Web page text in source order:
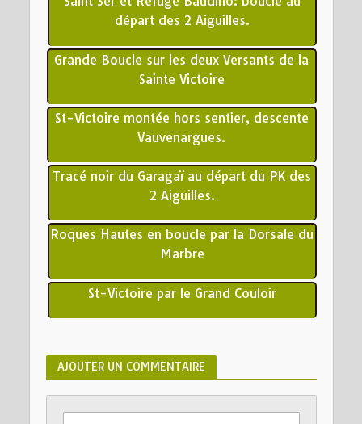
départ des 2 Aiguilles.
Grande Boucle sur les deux Versants de la
Sainte Victoire
St-Victoire montée hors sentier, descente
Vauvenargues.
Tracé noir du Garagaï au départ du PK des
2 Aiguilles.
Roques Hautes en boucle par la Dorsale du
Marbre
St-Victoire par le Grand Couloir
AJOUTER UN COMMENTAIRE